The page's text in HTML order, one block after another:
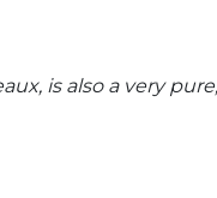
is also a very